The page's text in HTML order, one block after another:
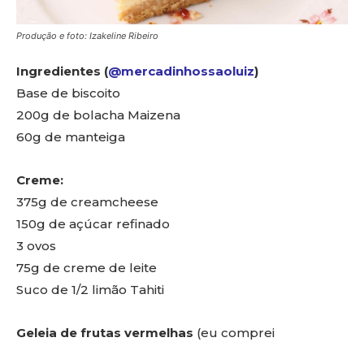
Produção e foto: Izakeline Ribeiro
Ingredientes (@mercadinhossaoluiz)
Base de biscoito
200g de bolacha Maizena
60g de manteiga
Creme:
375g de creamcheese
150g de açúcar refinado
3 ovos
75g de creme de leite
Suco de 1/2 limão Tahiti
Geleia de frutas vermelhas (eu comprei